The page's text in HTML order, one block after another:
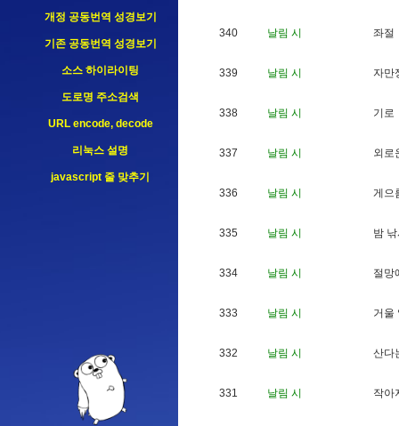
개정 공동번역 성경보기
기존 공동번역 성경보기
소스 하이라이팅
도로명 주소검색
URL encode, decode
리눅스 설명
javascript 줄 맞추기
340 날림 시 좌절
339 날림 시 자만
338 날림 시 기 로
337 날림 시 외 로
336 날림 시 게 으
335 날림 시 밤 낚
334 날림 시 절 망
333 날림 시 거 울
332 날림 시 산다
331 날림 시 작아